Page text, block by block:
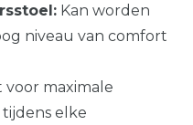
Kan worden
niveau van comfort
voor maximale
elke